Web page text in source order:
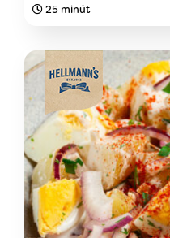
25 minút